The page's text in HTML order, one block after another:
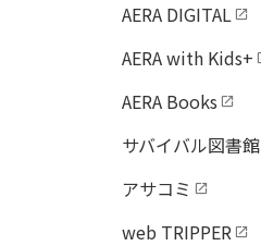
AERA DIGITAL
AERA with Kids+
AERA Books
サバイバル図書館
アサコミ
web TRIPPER